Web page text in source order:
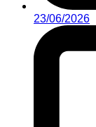
23/06/2026